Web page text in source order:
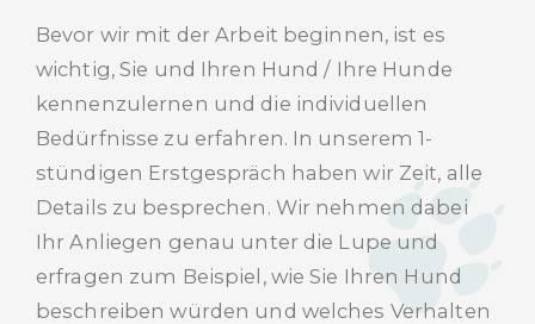
Bevor wir mit der Arbeit beginnen, ist es
wichtig, Sie und Ihren Hund / Ihre Hunde
kennenzulernen und die individuellen
Bedürfnisse zu erfahren. In unserem 1-
stündigen Erstgespräch haben wir Zeit, alle
Details zu besprechen. Wir nehmen dabei
Ihr Anliegen genau unter die Lupe und
erfragen zum Beispiel, wie Sie Ihren Hund
beschreiben würden und welches Verhalten